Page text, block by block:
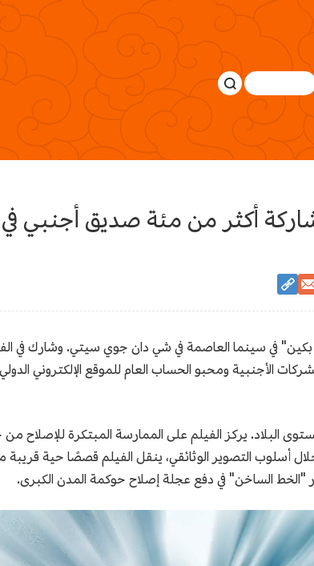
أكثر من مئة صديق أجنبي
على مستوى البلاد. يركز الفيلم على الممارسة المبتكرة
أسلوب التصوير الوثائقي، ينقل الفيلم قصصًا حية
"الخط الساخن" في دفع عجلة إصلاح حوكمة المدن الكبرى.